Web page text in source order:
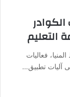
التعليم
فعاليات
آليات تطبيق…